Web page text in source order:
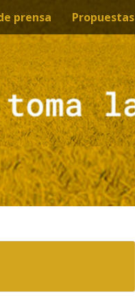
prensa Propuestas